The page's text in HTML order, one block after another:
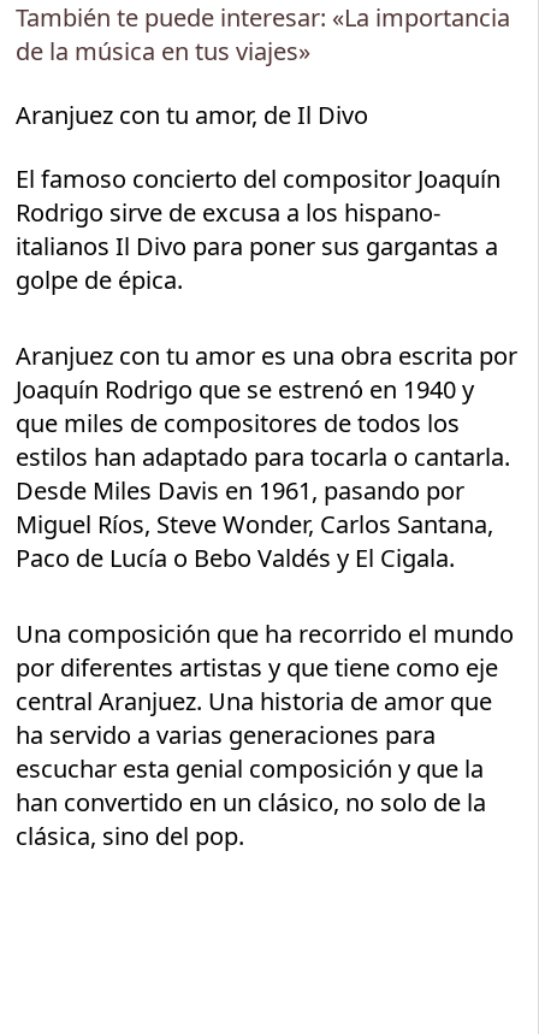
También te puede interesar: «La importancia
de la música en tus viajes»
Aranjuez con tu amor, de Il Divo
El famoso concierto del compositor Joaquín
Rodrigo sirve de excusa a los hispano-
italianos Il Divo para poner sus gargantas a
golpe de épica.
Aranjuez con tu amor es una obra escrita por
Joaquín Rodrigo que se estrenó en 1940 y
que miles de compositores de todos los
estilos han adaptado para tocarla o cantarla.
Desde Miles Davis en 1961, pasando por
Miguel Ríos, Steve Wonder, Carlos Santana,
Paco de Lucía o Bebo Valdés y El Cigala.
Una composición que ha recorrido el mundo
por diferentes artistas y que tiene como eje
central Aranjuez. Una historia de amor que
ha servido a varias generaciones para
escuchar esta genial composición y que la
han convertido en un clásico, no solo de la
clásica, sino del pop.